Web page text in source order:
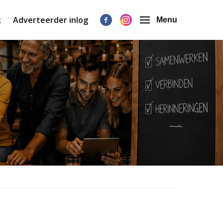
Adverteerder inlog Menu